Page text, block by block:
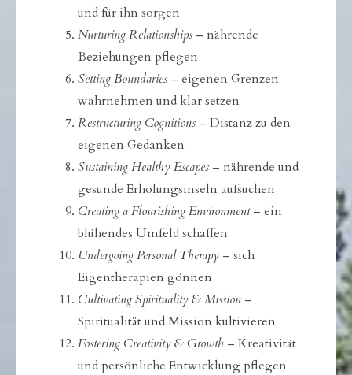
und für ihn sorgen
Nurturing Relationships– nährende
Beziehungen pflegen
Setting Boundaries– eigenen Grenzen
wahrnehmen und klar setzen
Restructuring Cognitions– Distanz zu den
eigenen Gedanken
Sustaining Healthy Escapes– nährende und
gesunde Erholungsinseln aufsuchen
Creating a Flourishing Environment– ein
blühendes Umfeld schaffen
Undergoing Personal Therapy– sich
Eigentherapien gönnen
Cultivating Spirituality & Mission–
Spiritualität und Mission kultivieren
Fostering Creativity & Growth– Kreativität
und persönliche Entwicklung pflegen